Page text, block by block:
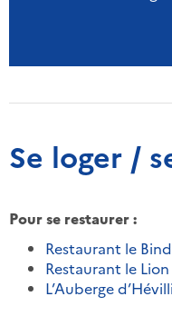
Se loger /
Pour se restaurer :
Restaurant le
Restaurant le
L’Auberge